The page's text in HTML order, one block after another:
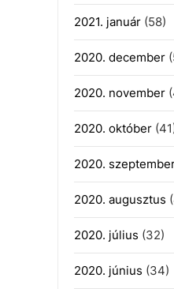
2021. január(58)
2020. december
2020. november
2020. október
2020.
2020. augusztus
2020. július (32)
2020. június (34)